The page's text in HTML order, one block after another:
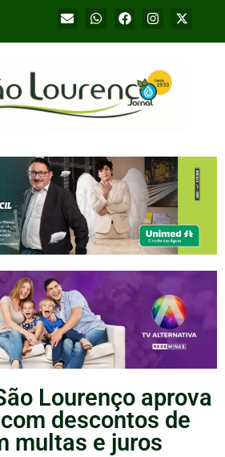
Lourenço aprova
descontos de
multas e juros